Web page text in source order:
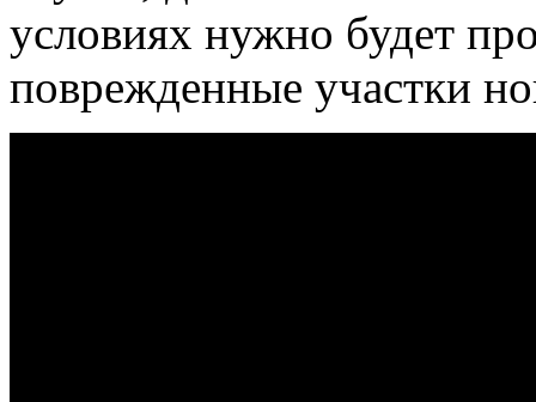
условиях нужно будет
поврежденные участки